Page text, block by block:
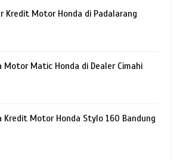
Kredit Motor Honda di Padalarang
Motor Matic Honda di Dealer Cimahi
Kredit Motor Honda Stylo 160 Bandung